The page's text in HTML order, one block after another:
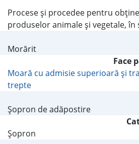
Procese şi procedee pentru
produselor animale şi vegetale,
Morărit
Face
Moară cu admisie superioară şi
trepte
Şopron de adăpostire
Şopron